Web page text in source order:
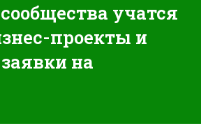
учатся
проекты и
на